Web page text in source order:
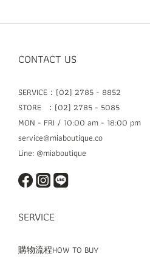
CONTACT US
SERVICE：(02) 2785 - 8852
STORE ：(02) 2785 - 5085
MON - FRI / 10:00 am - 18:00 pm
service@miaboutique.co
Line: @miaboutique
SERVICE
購物流程HOW TO BUY